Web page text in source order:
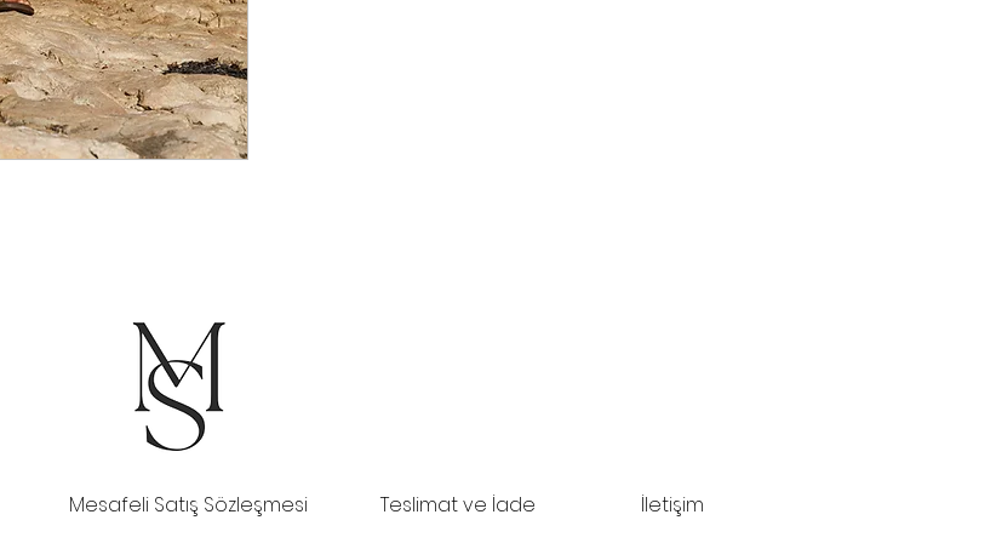
Mesafeli Satış Sözleşmesi Teslimat ve İade İletişim